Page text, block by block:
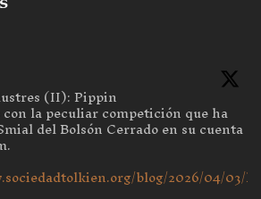
(II): Pippin
con la peculiar competición que ha
del Bolsón Cerrado en su cuenta
blog/2026/04/03/